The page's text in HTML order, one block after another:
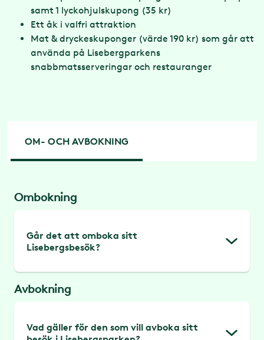
samt 1 lyckohjulskupong (35 kr)
Ett åk i valfri attraktion
Mat & dryckeskuponger (värde 190 kr) som går att
använda på Lisebergparkens
snabbmatsserveringar och restauranger
OM- OCH AVBOKNING
Ombokning
Går det att omboka sitt
Lisebergsbesök?
Fram till parköppning på din besöksdag
kostnadsfritt. Du kan själv omboka dina
Avbokning
Vad gäller för den som vill avboka sitt